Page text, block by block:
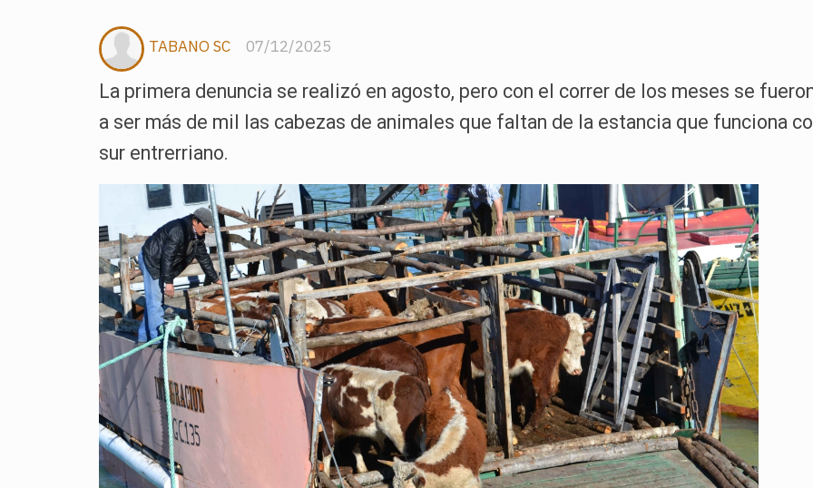
La primera denuncia se realizó en agosto, pero con el correr de los meses se
a ser más de mil las cabezas de animales que faltan de la estancia que funciona
sur entrerriano.
07/12/2025
TABANO SC